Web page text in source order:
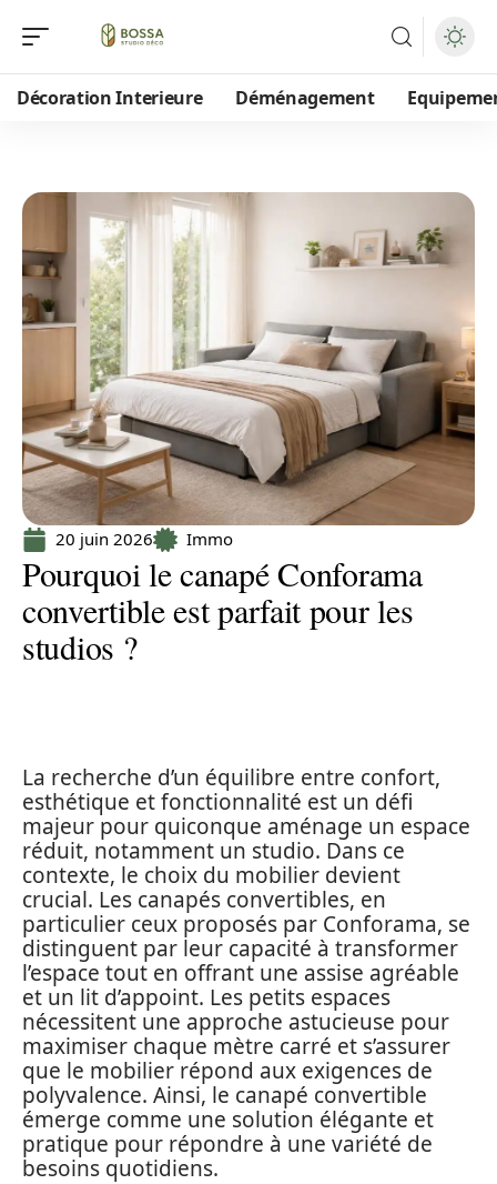
Décoration Interieure Déménagement
20 juin 2026 Immo
Pourquoi le canapé Conforama
convertible est parfait pour les
studios ?
La recherche d’un équilibre entre confort,
esthétique et fonctionnalité est un défi
majeur pour quiconque aménage un espace
réduit, notamment un studio. Dans ce
contexte, le choix du mobilier devient
crucial. Les canapés convertibles, en
particulier ceux proposés par Conforama, se
distinguent par leur capacité à transformer
l’espace tout en offrant une assise agréable
et un lit d’appoint. Les petits espaces
nécessitent une approche astucieuse pour
maximiser chaque mètre carré et s’assurer
que le mobilier répond aux exigences de
polyvalence. Ainsi, le canapé convertible
émerge comme une solution élégante et
pratique pour répondre à une variété de
besoins quotidiens.